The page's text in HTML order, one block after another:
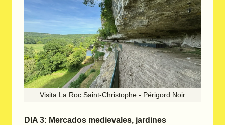
Visita La Roc Saint-Christophe - Périgord Noir
DIA 3: Mercados medievales, jardines